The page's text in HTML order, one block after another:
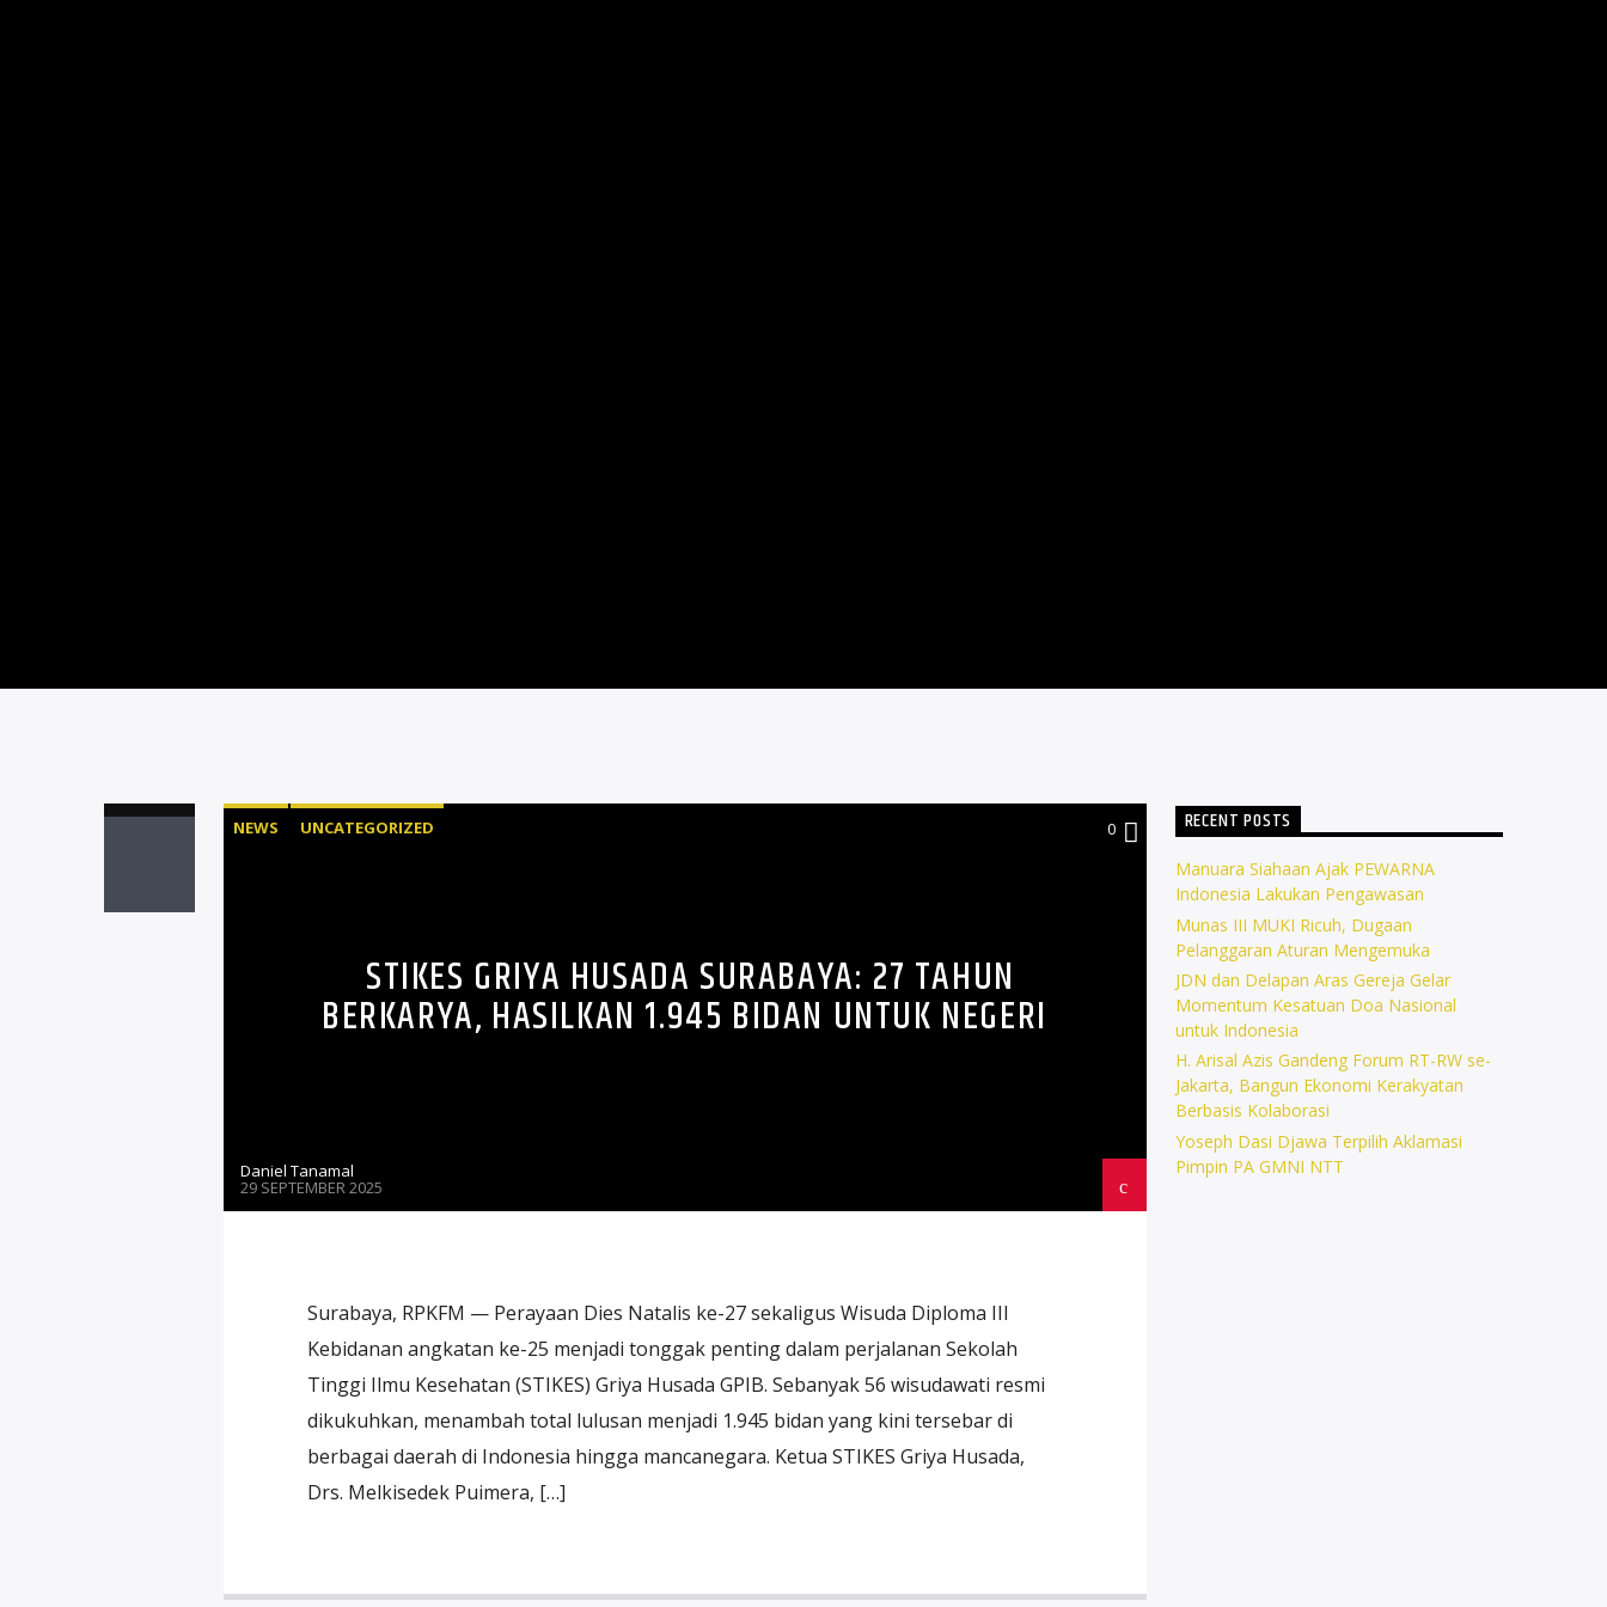
NEWS UNCATEGORIZED 0
STIKES GRIYA HUSADA SURABAYA: 27 TAHUN
BERKARYA, HASILKAN 1.945 BIDAN UNTUK NEGERI
Daniel Tanamal
29 SEPTEMBER 2025
Surabaya, RPKFM — Perayaan Dies Natalis ke-27 sekaligus Wisuda Diploma III
Kebidanan angkatan ke-25 menjadi tonggak penting dalam perjalanan Sekolah
Tinggi Ilmu Kesehatan (STIKES) Griya Husada GPIB. Sebanyak 56 wisudawati resmi
dikukuhkan, menambah total lulusan menjadi 1.945 bidan yang kini tersebar di
berbagai daerah di Indonesia hingga mancanegara. Ketua STIKES Griya Husada,
Drs. Melkisedek Puimera, […]
RECENT POSTS
Manuara Siahaan Ajak PEWARNA
Indonesia Lakukan Pengawasan
Munas III MUKI Ricuh, Dugaan
Pelanggaran Aturan Mengemuka
JDN dan Delapan Aras Gereja Gelar
Momentum Kesatuan Doa Nasional
untuk Indonesia
H. Arisal Azis Gandeng Forum RT-RW se-
Jakarta, Bangun Ekonomi Kerakyatan
Berbasis Kolaborasi
Yoseph Dasi Djawa Terpilih Aklamasi
Pimpin PA GMNI NTT